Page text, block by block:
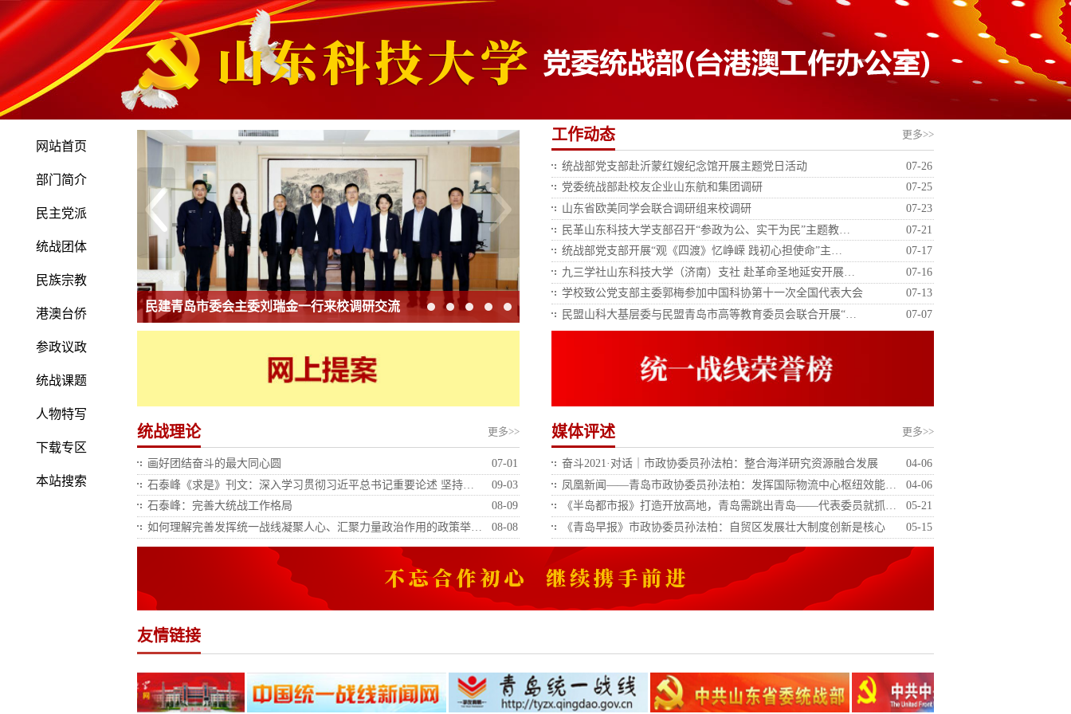
网站首页
部门简介
民主党派
统战团体
民族宗教
港澳台侨
参政议政
统战课题
人物特写
下载专区
本站搜索
民建青岛市委会主委刘瑞金一行来校调研交流
工作动态 更多>>
统战部党支部赴沂蒙红嫂纪念馆开展主题党日活动
07-26
党委统战部赴校友企业山东航和集团调研
07-25
山东省欧美同学会联合调研组来校调研
07-23
民革山东科技大学支部召开“参政为公、实干为民”主题教…
07-21
统战部党支部开展“观《四渡》忆峥嵘 践初心担使命”主…
07-17
九三学社山东科技大学（济南）支社 赴革命圣地延安开展…
07-16
学校致公党支部主委郭梅参加中国科协第十一次全国代表大会
07-13
民盟山科大基层委与民盟青岛市高等教育委员会联合开展“…
07-07
统战理论 更多>>
画好团结奋斗的最大同心圆
07-01
石泰峰《求是》刊文：深入学习贯彻习近平总书记重要论述 坚持…
09-03
石泰峰：完善大统战工作格局
08-09
如何理解完善发挥统一战线凝聚人心、汇聚力量政治作用的政策举…
08-08
媒体评述 更多>>
奋斗2021·对话｜市政协委员孙法柏：整合海洋研究资源融合发展
04-06
凤凰新闻——青岛市政协委员孙法柏：发挥国际物流中心枢纽效能…
04-06
《半岛都市报》打造开放高地，青岛需跳出青岛——代表委员就抓…
05-21
《青岛早报》市政协委员孙法柏：自贸区发展壮大制度创新是核心
05-15
友情链接